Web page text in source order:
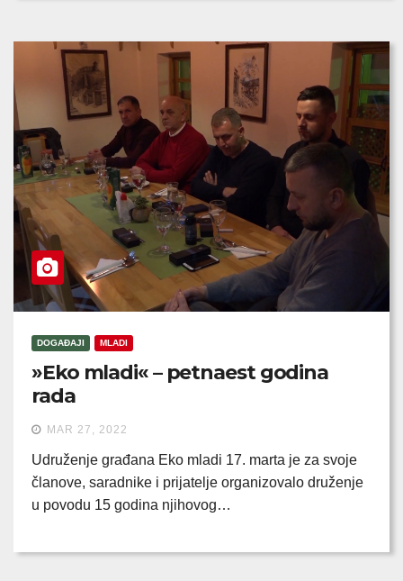
DOGAĐAJI MLADI
»Eko mladi« – petnaest godina
rada
MAR 27, 2022
Udruženje građana Eko mladi 17. marta je za svoje
članove, saradnike i prijatelje organizovalo druženje
u povodu 15 godina njihovog…